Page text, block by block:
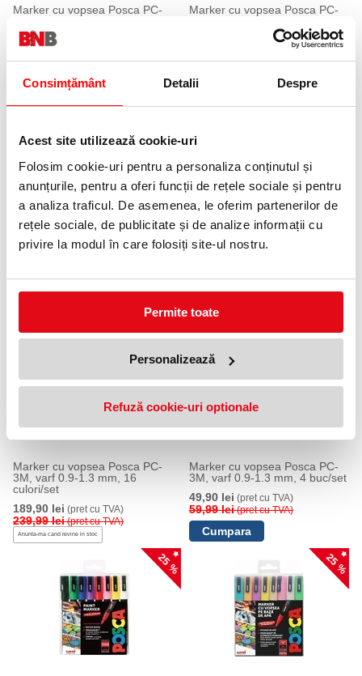
Consimțământ Detalii Despre
Acest site utilizează cookie-uri
Folosim cookie-uri pentru a personaliza conținutul și
anunțurile, pentru a oferi funcții de rețele sociale și pentru
a analiza traficul. De asemenea, le oferim partenerilor de
rețele sociale, de publicitate și de analize informații cu
privire la modul în care folosiți site-ul nostru.
Permite toate
Personalizează
Refuză cookie-uri optionale
Marker cu vopsea Posca PC-
16 culori/set
214,90 lei(pret cu TVA)
Anunta-ma cand revine in stoc
Marker cu vopsea Posca PC-
111,99 lei(pret cu TVA)
Marker cu vopsea Posca PC-
1MR, varf 0.7 mm, 8 culori/set
109,90 lei(pret cu TVA)
Marker cu vopsea Posca PC-
1MR, varf 0.7 mm, culori
89,99 lei(pret cu TVA)
109,90 lei(pret cu TVA)
21 %
Marker cu vopsea Posca PC-
3M, varf 0.9-1.3 mm, 16
culori/set
189,90 lei (pret cu TVA)
239,99 lei(pret cu TVA)
Anunta-ma cand revine in stoc
17 %
Marker cu vopsea Posca PC-
3M, varf 0.9-1.3 mm, 4 buc/set
49,90 lei (pret cu TVA)
59,99 lei(pret cu TVA)
25 % 25 %